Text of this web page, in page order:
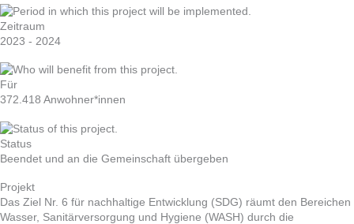
Zeitraum
2023 - 2024
Für
372.418 Anwohner*innen
Status
Beendet und an die Gemeinschaft übergeben
Projekt
Das Ziel Nr. 6 für nachhaltige Entwicklung (SDG) räumt den Bereichen
Wasser, Sanitärversorgung und Hygiene (WASH) durch die